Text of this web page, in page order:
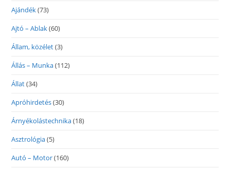
Ajándék(73)
Ajtó – Ablak(60)
Állam, közélet(3)
Állás – Munka(112)
Állat(34)
Apróhirdetés(30)
Árnyékolástechnika(18)
Asztrológia(5)
Autó – Motor(160)